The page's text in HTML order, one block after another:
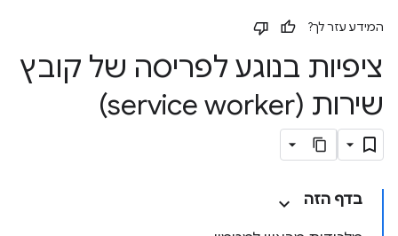
המידע עזר לך?
ציפיות בנוגע לפריסה של קובץ
שירות (service worker)
בדף הזה